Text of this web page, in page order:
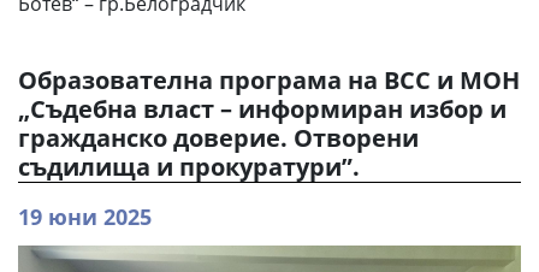
Образователна програма на ВСС и МОН
„Съдебна власт – информиран избор и
гражданско доверие. Отворени
съдилища и прокуратури”.
19 юни 2025